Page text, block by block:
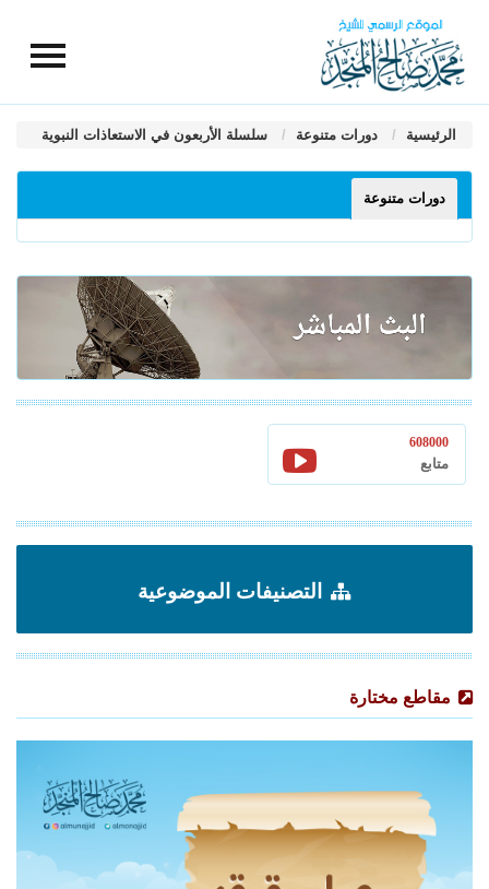
الرئيسية دورات متنوعة سلسلة الأربعون في الاستعاذات النبوية
دورات متنوعة
608000
متابع
التصنيفات الموضوعية
مقاطع مختارة